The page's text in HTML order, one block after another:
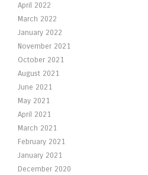
April 2022
March 2022
January 2022
November 2021
October 2021
August 2021
June 2021
May 2021
April 2021
March 2021
February 2021
January 2021
December 2020